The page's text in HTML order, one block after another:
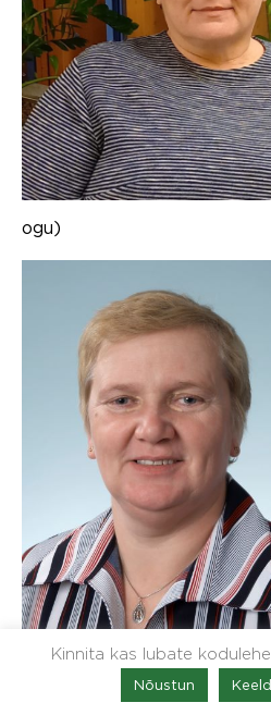
ogu)
Kinnita kas lubate
Nõustun